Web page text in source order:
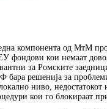
компонента од МтМ
фондови кои немаат
за Ромските
решенија за
ниво, недостатокот
кои го блокираат